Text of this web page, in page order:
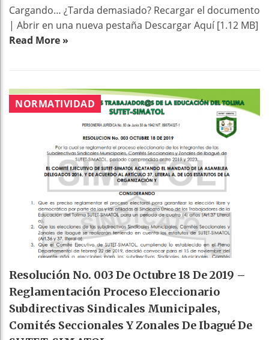
Cargando… ¿Tarda demasiado? Recargar el documento
| Abrir en una nueva pestaña Descargar Aquí [1.12 MB]
Read More »
NORMATIVIDAD
Resolución No. 003 De Octubre 18 De 2019 –
Reglamentación Proceso Eleccionario
Subdirectivas Sindicales Municipales,
Comités Seccionales Y Zonales De Ibagué De